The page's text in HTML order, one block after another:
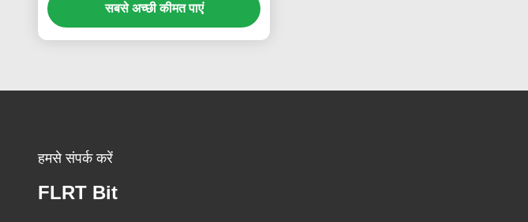
सबसे अच्छी कीमत पाएं
हमसे संपर्क करें
FLRT Bit